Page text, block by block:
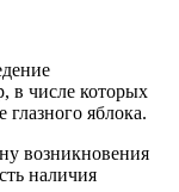
в числе которых
глазного яблока.
возникновения
наличия